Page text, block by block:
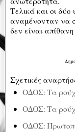
Τελικά και οι δύο
αναμένονταν να
δεν είναι
Σχετικές
ΟΔΟΣ: Τα
ΟΔΟΣ: Τα
ΟΔΟΣ: